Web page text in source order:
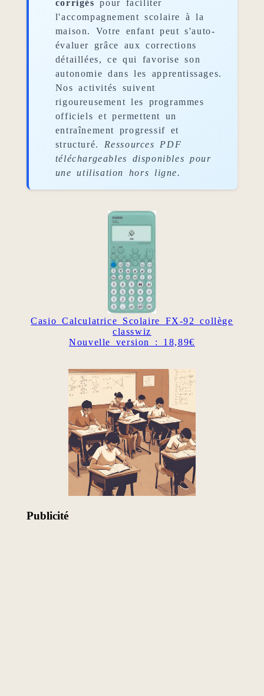
corrigés pour faciliter
l'accompagnement scolaire à la
maison. Votre enfant peut s'auto-
évaluer grâce aux corrections
détaillées, ce qui favorise son
autonomie dans les apprentissages.
Nos activités suivent
rigoureusement les programmes
officiels et permettent un
entraînement progressif et
structuré. Ressources PDF
téléchargeables disponibles pour
une utilisation hors ligne.
Casio Calculatrice Scolaire FX-92 collège
classwiz
Nouvelle version : 18,89€
Publicité